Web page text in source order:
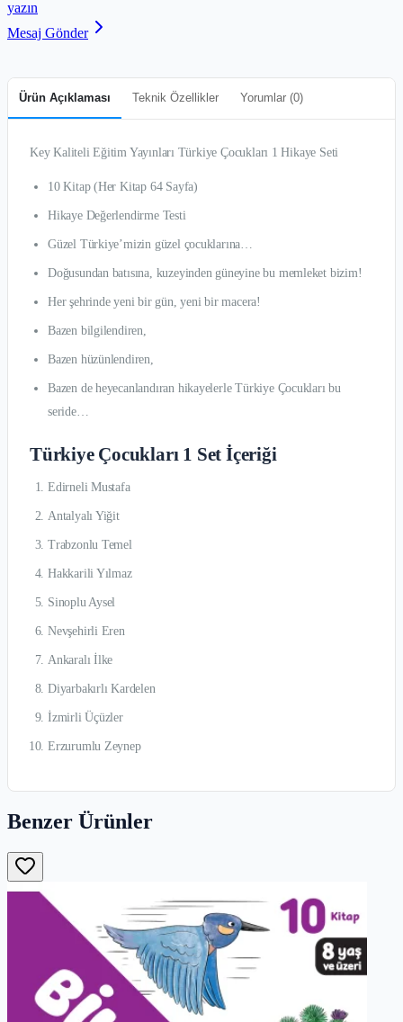
yazın
Mesaj Gönder
Ürün Açıklaması Teknik Özellikler Yorumlar (0)
Key Kaliteli Eğitim Yayınları Türkiye Çocukları 1 Hikaye Seti
10 Kitap (Her Kitap 64 Sayfa)
Hikaye Değerlendirme Testi
Güzel Türkiye’mizin güzel çocuklarına…
Doğusundan batısına, kuzeyinden güneyine bu memleket bizim!
Her şehrinde yeni bir gün, yeni bir macera!
Bazen bilgilendiren,
Bazen hüzünlendiren,
Bazen de heyecanlandıran hikayelerle Türkiye Çocukları bu
seride…
Türkiye Çocukları 1 Set İçeriği
Edirneli Mustafa
Antalyalı Yiğit
Trabzonlu Temel
Hakkarili Yılmaz
Sinoplu Aysel
Nevşehirli Eren
Ankaralı İlke
Diyarbakırlı Kardelen
İzmirli Üçüzler
Erzurumlu Zeynep
Benzer Ürünler